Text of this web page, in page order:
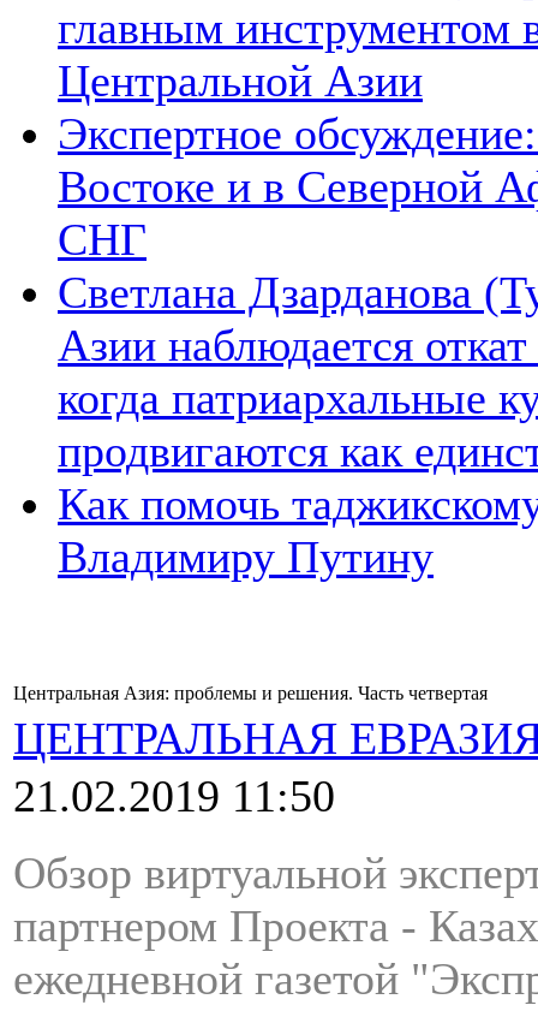
главным инструментом
Центральной Азии
Экспертное
Востоке и в Северной
СНГ
Светлана Дзарданова
Азии наблюдается
когда патриархальные
продвигаются как
Как помочь
Владимиру Путину
Центральная Азия: проблемы и решения. Часть четвертая
ЦЕНТРАЛЬНАЯ
21.02.2019 11:50
Обзор виртуальной
партнером Проекта -
ежедневной газетой